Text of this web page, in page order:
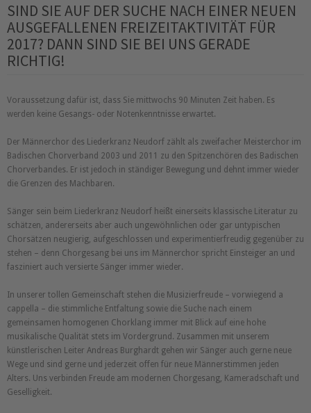
SIND SIE AUF DER SUCHE NACH EINER NEUEN
AUSGEFALLENEN FREIZEITAKTIVITÄT FÜR
2017? DANN SIND SIE BEI UNS GERADE
RICHTIG!
Voraussetzung dafür ist, dass Sie mittwochs 90 Minuten Zeit haben. Es
werden keine Gesangs- oder Notenkenntnisse erwartet.
Der Männerchor des Liederkranz Neudorf zählt als zweifacher Meisterchor im
Badischen Chorverband 2003 und 2011 zu den Spitzenchören des Badischen
Chorverbandes. Er ist jedoch in ständiger Bewegung und dehnt immer wieder
die Grenzen des Machbaren.
Sänger sein beim Liederkranz Neudorf heißt einerseits klassische Literatur zu
schätzen, andererseits aber auch ungewöhnlichen oder gar untypischen
Chorsätzen neugierig, aufgeschlossen und experimentierfreudig gegenüber zu
stehen – denn Chorgesang bei uns im Männerchor spricht Einsteiger an und
fasziniert auch versierte Sänger immer wieder.
In unserer tollen Gemeinschaft stehen die Musizierfreude – vorwiegend a
cappella – die stimmliche Entfaltung sowie die Suche nach einem
gemeinsamen homogenen Chorklang immer mit Blick auf eine hohe
musikalische Qualität stets im Vordergrund. Zusammen mit unserem
künstlerischen Leiter Andreas Burghardt gehen wir Sänger auch gerne neue
Wege und sind gerne und jederzeit offen für neue Männerstimmen jeden
Alters. Uns verbinden Freude am modernen Chorgesang, Kameradschaft und
Geselligkeit.